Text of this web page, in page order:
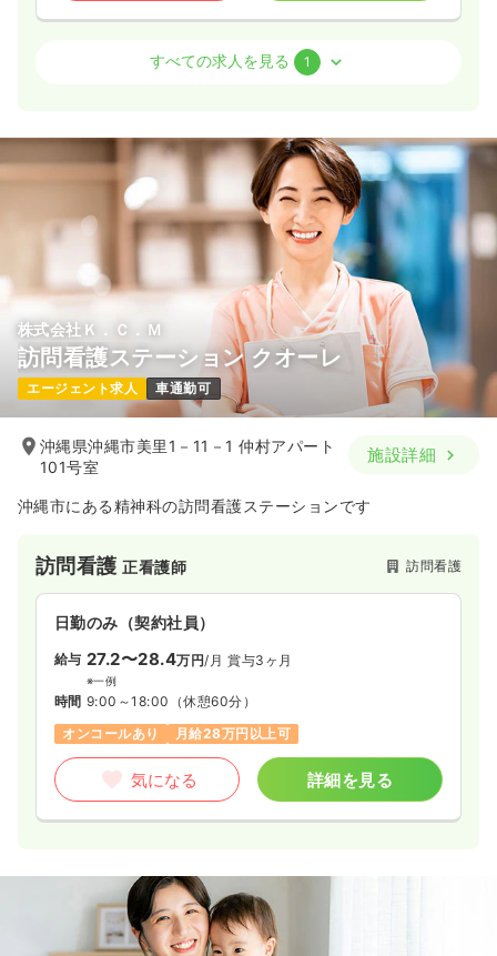
正・准看護師
給与 時給 1,106〜1,837円
8:30～17:00
時給1,800円以上可
気になる 詳細を見る
すべての求人を見る 1
株式会社Ｋ．Ｃ．Ｍ
訪問看護ステーション クオーレ
エージェント求人 車通勤可
沖縄県沖縄市美里1－11－1 仲村アパート
101号室
施設詳細
沖縄市にある精神科の訪問看護ステーションです
訪問看護正看護師 訪問看護
日勤のみ（契約社員）
給与 27.2〜28.4万円/月 賞与3ヶ月
※一例
時間 9:00～18:00 （休憩60分）
オンコールあり
月給28万円以上可
気になる 詳細を見る